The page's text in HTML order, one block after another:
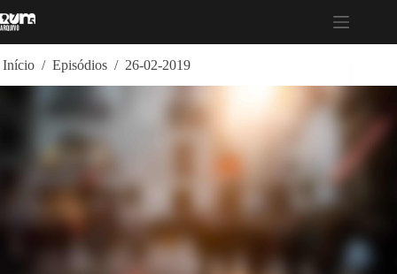
para
Início / Episódios / 26-02-2019